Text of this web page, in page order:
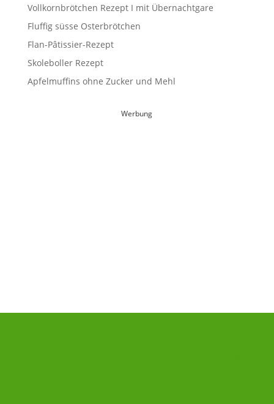
Vollkornbrötchen Rezept I mit Übernachtgare
Fluffig süsse Osterbrötchen
Flan-Pâtissier-Rezept
Skoleboller Rezept
Apfelmuffins ohne Zucker und Mehl
Werbung